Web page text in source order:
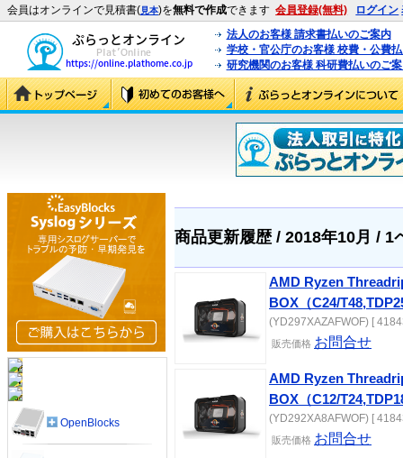
会員はオンラインで見積書(見本)を無料で作成できます 会員登録(無料) ログイン
法人のお客様 請求書払いのご案内
学校・官公庁のお客様 校費・公費
研究機関のお客様 科研費払いのご
商品更新履歴 / 2018年10月 / 1
AMD Ryzen
BOX（C24/
(YD297XAZAFWOF) [
販売価格 お問合せ
AMD Ryzen
BOX（C12/
(YD292XA8AFWOF) [
販売価格 お問合せ
OpenBlocks